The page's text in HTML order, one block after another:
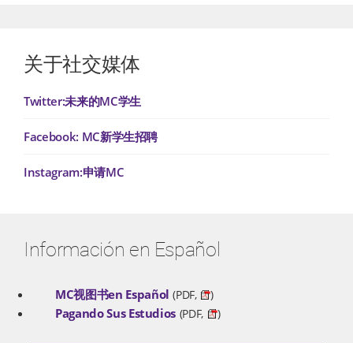
关于社交媒体
Twitter:未来的MC学生
Facebook: MC新学生招聘
Instagram:申请MC
Información en Español
MC视图书en Español (PDF, )
Pagando Sus Estudios (PDF, )